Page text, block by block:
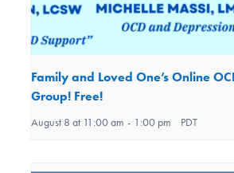
Family and Loved One’s Online
Group! Free!
August 8 at 11:00 am - 1:00 pm PDT